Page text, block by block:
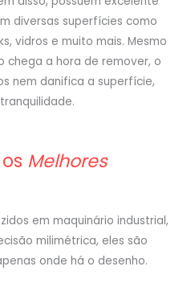
diversas superfícies como
vidros e muito mais. Mesmo
chega a hora de remover, o
nem danifica a superfície,
Melhores
em maquinário industrial,
milimétrica, eles são
onde há o desenho.